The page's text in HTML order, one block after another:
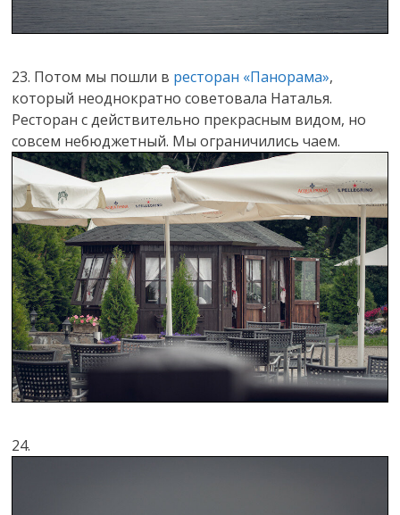
23. Потом мы пошли в ресторан «Панорама»,
который неоднократно советовала Наталья.
Ресторан с действительно прекрасным видом, но
совсем небюджетный. Мы ограничились чаем.
24.